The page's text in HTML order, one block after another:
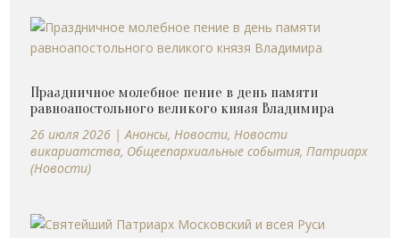
Праздничное молебное пение в день памяти
равноапостольного великого князя Владимира
26 июля 2026 |Анонсы, Новости, Новости
викариатства, Общеепархиальные события, Патриарх
(Новости)